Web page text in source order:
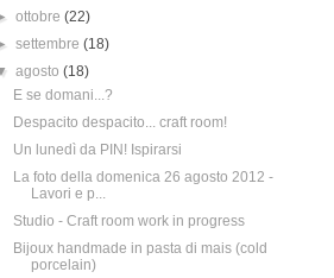
ottobre(22)
settembre(18)
agosto(18)
E se domani...?
Despacito despacito... craft room!
Un lunedì da PIN! Ispirarsi
La foto della domenica 26 agosto 2012 -
Lavori e p...
Studio - Craft room work in progress
Bijoux handmade in pasta di mais (cold
porcelain)